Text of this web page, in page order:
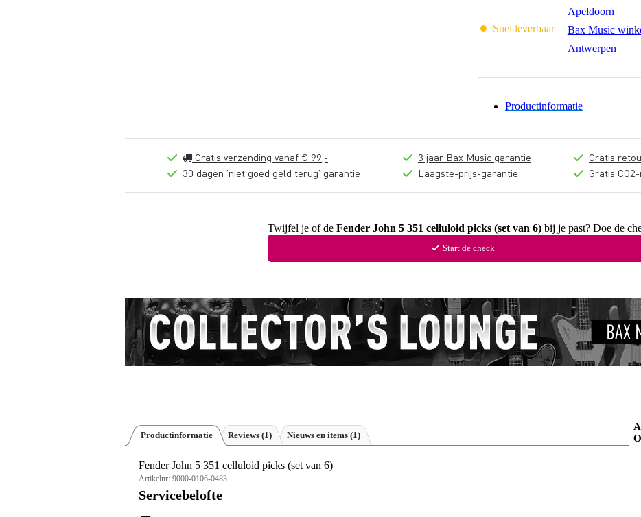
Apeldoorn
Snel leverbaar
Bax Music
Antwerpen
Productinformatie
Gratis verzending vanaf € 99,-
30 dagen 'niet goed geld terug' garantie
3 jaar Bax Music garantie
Laagste-prijs-garantie
Gratis
Gratis
Twijfel je of de Fender John 5 351 celluloid picks (set van 6)bij je past? Doe de
Start de check
Productinformatie Reviews (1) Nieuws en items (1)
Fender John 5 351 celluloid picks (set van 6)
Artikelnr: 9000-0106-0483
Servicebelofte